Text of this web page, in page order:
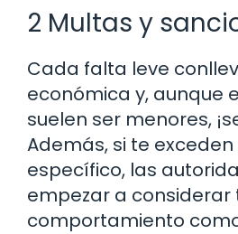
2 Multas y
Cada falta leve
económica y, aunque
suelen ser menores,
Además, si te
específico, las
empezar a considerar
comportamiento